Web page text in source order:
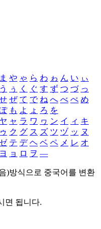
ま や ゃ ら わ ゎ ん い ぃ
う ぅ く ぐ す ず つ づ っ
ぜ て で ね へ べ ぺ め
も よ ょ ろ を
ヤ ャ ラ ワ ヮ ン イ ィ キ
ゥ ク グ ス ズ ツ ヅ ッ ヌ
ゼ テ デ ヘ ベ ペ メ レ オ
ヨ ョ ロ ヲ ―
)방식으로 중국어를 변환
면 됩니다.